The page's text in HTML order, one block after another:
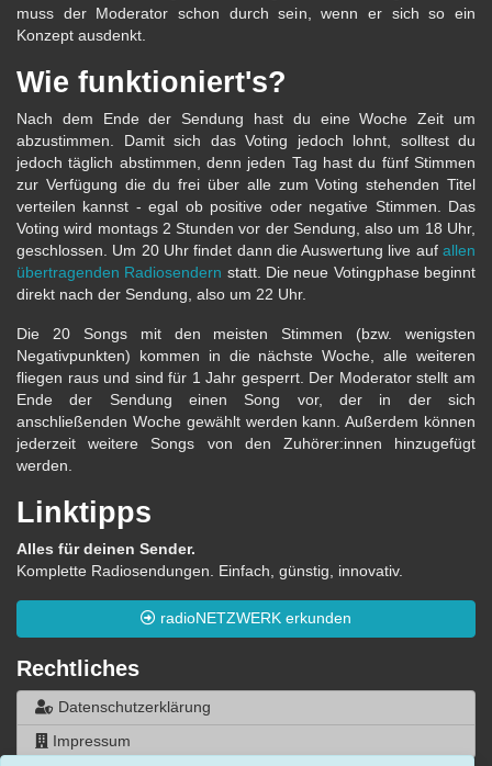
muss der Moderator schon durch sein, wenn er sich so ein
Konzept ausdenkt.
Wie funktioniert's?
Nach dem Ende der Sendung hast du eine Woche Zeit um
abzustimmen. Damit sich das Voting jedoch lohnt, solltest du
jedoch täglich abstimmen, denn jeden Tag hast du fünf Stimmen
zur Verfügung die du frei über alle zum Voting stehenden Titel
verteilen kannst - egal ob positive oder negative Stimmen. Das
Voting wird montags 2 Stunden vor der Sendung, also um 18 Uhr,
geschlossen. Um 20 Uhr findet dann die Auswertung live auf allen
übertragenden Radiosendern statt. Die neue Votingphase beginnt
direkt nach der Sendung, also um 22 Uhr.
Die 20 Songs mit den meisten Stimmen (bzw. wenigsten
Negativpunkten) kommen in die nächste Woche, alle weiteren
fliegen raus und sind für 1 Jahr gesperrt. Der Moderator stellt am
Ende der Sendung einen Song vor, der in der sich
anschließenden Woche gewählt werden kann. Außerdem können
jederzeit weitere Songs von den Zuhörer:innen hinzugefügt
werden.
Linktipps
Alles für deinen Sender.
Komplette Radiosendungen. Einfach, günstig, innovativ.
radioNETZWERK erkunden
Rechtliches
Datenschutzerklärung
Impressum